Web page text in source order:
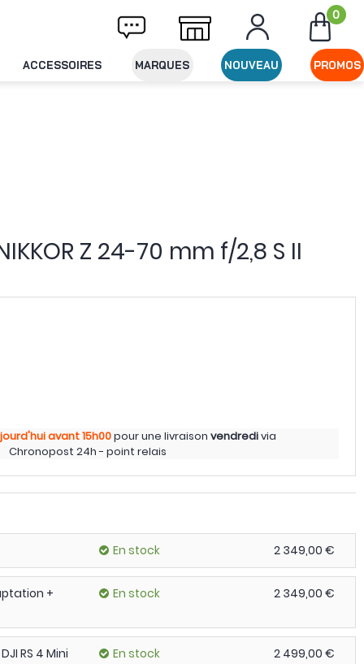
offerte dès 49€ d'achat Expédition
0
ACCESSOIRES MARQUES NOUVEAU PROMOS
Z 24-70 mm f/2,8 S II
avant 15h00pour une livraison vendredivia
Chronopost 24h - point relais
En stock 2 349,00 €
+ En stock 2 349,00 €
RS 4 Mini En stock 2 499,00 €